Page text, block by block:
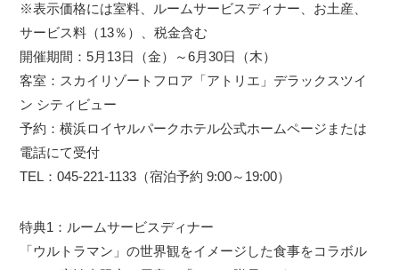
※表示価格には室料、ルームサービスディナー、お土産、
サービス料（13％）、税金含む
開催期間：5月13日（金）～6月30日（木）
客室：スカイリゾートフロア「アトリエ」デラックスツイ
ン シティビュー
予約：横浜ロイヤルパークホテル公式ホームページまたは
電話にて受付
TEL：045-221-1133（宿泊予約 9:00～19:00）
特典1：ルームサービスディナー
「ウルトラマン」の世界観をイメージした食事をコラボル